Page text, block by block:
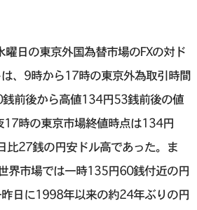
日の東京外国為替市場のFXの対ド
、9時から17時の東京外為取引時間
前後から高値134円53銭前後の値
時の東京市場終値時点は134円
比27銭の円安ドル高であった。ま
界市場では一時135円60銭付近の円
日に1998年以来の約24年ぶりの円